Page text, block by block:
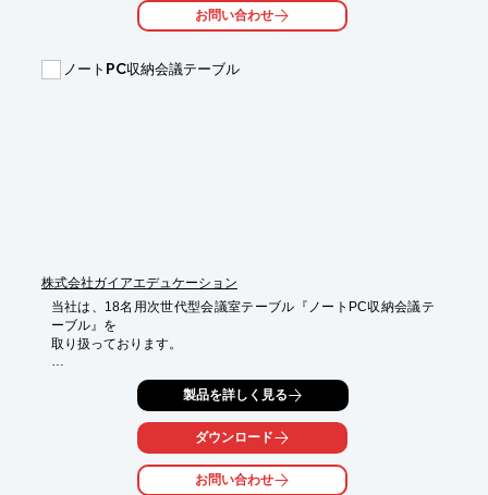
様々なデザインのオフィスにフィットするデザインです。
■遠隔地とのミーティング
お問い合わせ
ノートPC収納会議テーブル
株式会社ガイアエデュケーション
当社は、18名用次世代型会議室テーブル『ノートPC収納会議テ
ーブル』を
取り扱っております。
作業天板を開くとノートPCがせりあがってくるので、すぐに利
天板部分は一番手前から開く事が出来るため、段差が無く掛け消
作業が容易です。
天板部分を閉じる事で、普通のミーティングルームとして活用出
製品を詳しく見る
ダウンロード
お問い合わせ